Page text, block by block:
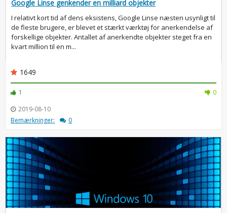
Google Linse genkender en milliard objekter
I relativt kort tid af dens eksistens, Google Linse næsten usynligt til
de fleste brugere, er blevet et stærkt værktøj for anerkendelse af
forskellige objekter. Antallet af anerkendte objekter steget fra en
kvart million til en m...
1649
1
0
2019-08-10
Bemærkninger:
0